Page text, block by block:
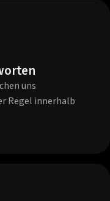
uns
Regel innerhalb